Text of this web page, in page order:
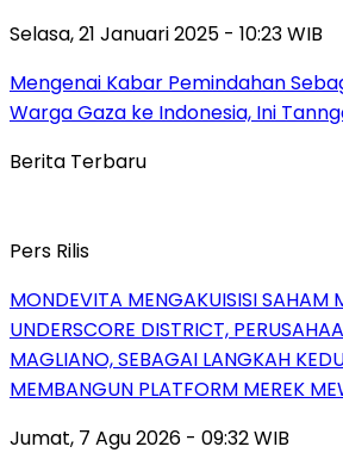
Selasa, 21 Januari 2025 - 10:23 WIB
Mengenai Kabar Pemindahan
Warga Gaza ke Indonesia, Ini
Berita Terbaru
Pers Rilis
MONDEVITA MENGAKUISISI SAHAM
UNDERSCORE DISTRICT,
MAGLIANO, SEBAGAI LANGKAH
MEMBANGUN PLATFORM MEREK
Jumat, 7 Agu 2026 - 09:32 WIB